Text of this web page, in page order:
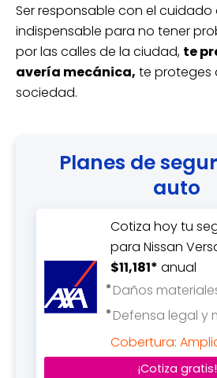
Ser responsable con el cuidado
indispensable para no tener
por las calles de la ciudad, te
avería mecánica, te proteges
sociedad.
Planes de
auto
Cotiza hoy tu
para Nissan
$11,181* anual
Daños
Defensa legal y
Cobertura:
¡Cotiza gratis!